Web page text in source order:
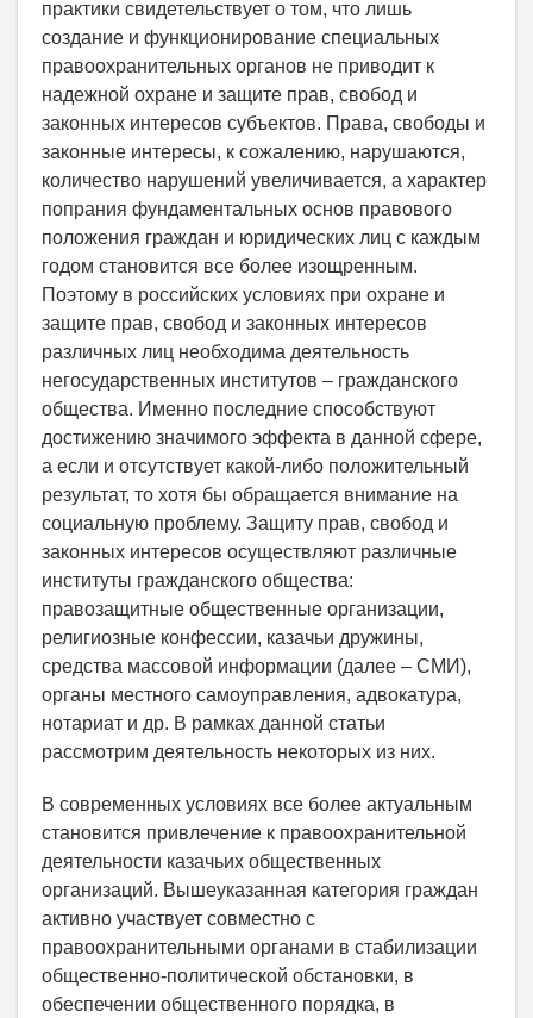
практики свидетельствует о том, что лишь
создание и функционирование специальных
правоохранительных органов не приводит к
надежной охране и защите прав, свобод и
законных интересов субъектов. Права, свободы и
законные интересы, к сожалению, нарушаются,
количество нарушений увеличивается, а характер
попрания фундаментальных основ правового
положения граждан и юридических лиц с каждым
годом становится все более изощренным.
Поэтому в российских условиях при охране и
защите прав, свобод и законных интересов
различных лиц необходима деятельность
негосударственных институтов – гражданского
общества. Именно последние способствуют
достижению значимого эффекта в данной сфере,
а если и отсутствует какой-либо положительный
результат, то хотя бы обращается внимание на
социальную проблему. Защиту прав, свобод и
законных интересов осуществляют различные
институты гражданского общества:
правозащитные общественные организации,
религиозные конфессии, казачьи дружины,
средства массовой информации (далее – СМИ),
органы местного самоуправления, адвокатура,
нотариат и др. В рамках данной статьи
рассмотрим деятельность некоторых из них.
В современных условиях все более актуальным
становится привлечение к правоохранительной
деятельности казачьих общественных
организаций. Вышеуказанная категория граждан
активно участвует совместно с
правоохранительными органами в стабилизации
общественно-политической обстановки, в
обеспечении общественного порядка, в